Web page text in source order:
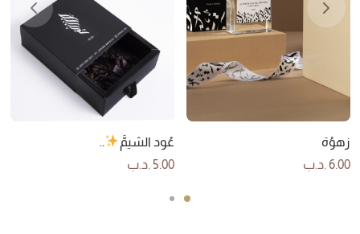
زهوُة
6.00 .د.ب
عُود الشيمَّ
..
5.00 .د.ب